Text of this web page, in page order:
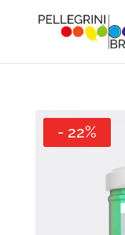
- 22%